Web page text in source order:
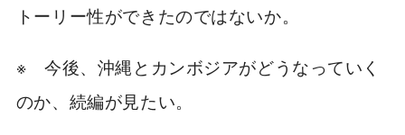
トーリー性ができたのではないか。
※ 今後、沖縄とカンボジアがどうなっていく
のか、続編が見たい。